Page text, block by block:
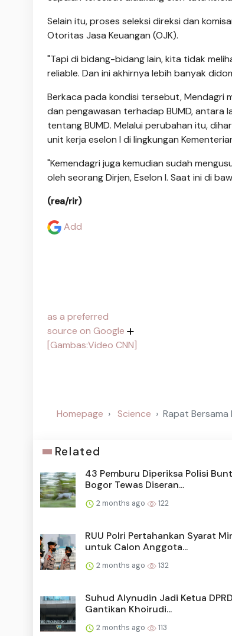
Selain itu, proses seleksi direksi dan
Otoritas Jasa Keuangan (OJK).
"Tapi di bidang-bidang lain, kita tidak
reliable. Dan ini akhirnya lebih banyak
Berkaca pada kondisi tersebut, Mendagri
dan pengawasan terhadap BUMD, antara
tentang BUMD. Melalui perubahan itu,
unit kerja eselon I di lingkungan
"Kemendagri juga kemudian sudah
oleh seorang Dirjen, Eselon I. Saat ini di
(rea/rir)
Add
as a preferred
source on Google
[Gambas:Video CNN]
Homepage Science Rapat Bersama
Related
43 Pemburu Diperiksa Polisi
Bogor Tewas Diseran...
2 months ago 122
RUU Polri Pertahankan Syarat
untuk Calon Anggota...
2 months ago 132
Suhud Alynudin Jadi Ketua
Gantikan Khoirudi...
2 months ago 113